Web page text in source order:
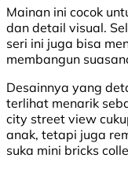
Mainan ini cocok
dan detail visual.
seri ini juga bisa
membangun
Desainnya yang
terlihat menarik
city street view
anak, tetapi juga
suka mini bricks